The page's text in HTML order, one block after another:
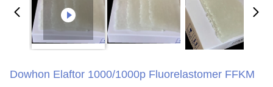
Dowhon Elaftor 1000/1000p Fluorelastomer FFKM